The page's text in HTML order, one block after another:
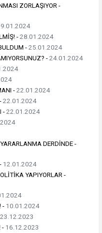
ZORLAŞIYOR -
-28.01.2024
-25.01.2024
-24.01.2024
-22.01.2024
22.01.2024
-22.01.2024
DERDİNDE -
12.01.2024
YAPIYORLAR -
- 10.01.2024
23.12.2023
- 16.12.2023